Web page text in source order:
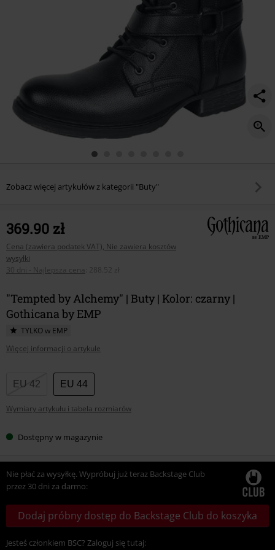
Zobacz więcej artykułów z kategorii "Buty"
369.90 zł
Cena (zawiera podatek VAT), Nie zawiera kosztów
wysyłki
30 dni - Najlepsza cena
288.52 zł
"Tempted by Alchemy" | Buty | Kolor: czarny |
Gothicana by EMP
TYLKO w EMP
Więcej informacji o artykule
Wybierz
rozmiar
EU 42 EU 44
Wymiary artykułu i tabela rozmiarów
Dostępny w magazynie
Nie płać za wysyłkę. Wypróbuj już teraz Backstage Club
przez 30 dni za darmo:
Dodaj próbny dostęp do Backstage Club do koszyka
Jesteś członkiem BSC? Zaloguj się tutaj: